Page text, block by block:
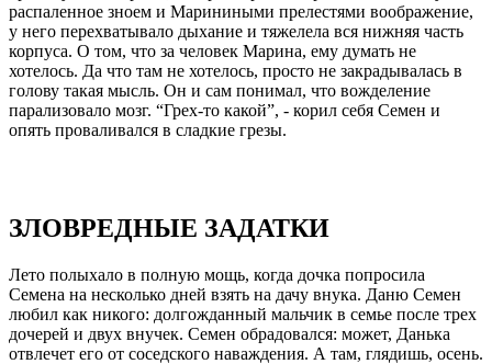
распаленное зноем и Мариниными прелестями воображение,
у него перехватывало дыхание и тяжелела вся нижняя часть
корпуса. О том, что за человек Марина, ему думать не
хотелось. Да что там не хотелось, просто не закрадывалась в
голову такая мысль. Он и сам понимал, что вожделение
парализовало мозг. “Грех-то какой”, - корил себя Семен и
опять проваливался в сладкие грезы.
ЗЛОВРЕДНЫЕ ЗАДАТКИ
Лето полыхало в полную мощь, когда дочка попросила
Семена на несколько дней взять на дачу внука. Даню Семен
любил как никого: долгожданный мальчик в семье после трех
дочерей и двух внучек. Семен обрадовался: может, Данька
отвлечет его от соседского наваждения. А там, глядишь, осень.